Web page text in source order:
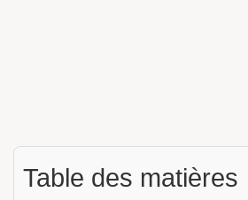
Table des matières